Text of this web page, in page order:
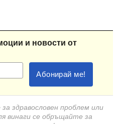
и новости от
здравословен проблем или
винаги се обръщайте за